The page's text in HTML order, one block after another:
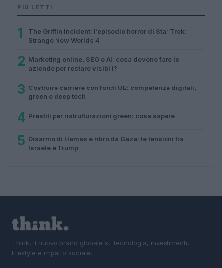
PIÙ LETTI
1
The Griffin Incident: l’episodio horror di Star Trek:
Strange New Worlds 4
2 Marketing online, SEO e AI: cosa devono fare le
aziende per restare visibili?
3 Costruire carriere con fondi UE: competenze digitali,
green e deep tech
4 Prestiti per ristrutturazioni green: cosa sapere
5 Disarmo di Hamas e ritiro da Gaza: le tensioni tra
Israele e Trump
Think, il nuovo brand globale su tecnologia, investimenti,
lifestyle e impatto sociale.